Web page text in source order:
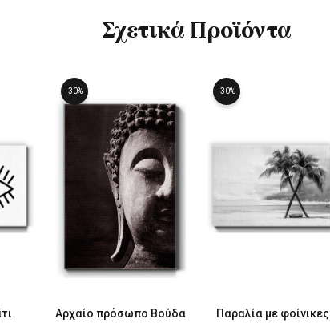
Σχετικά Προϊόντα
-30%
Αρχαίο πρόσωπο Βούδα
-30%
Παραλία με φοίνικες